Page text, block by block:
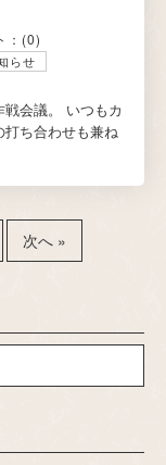
(0)
らせ
会議。 いつもカ
ち合わせも兼ね
次へ »